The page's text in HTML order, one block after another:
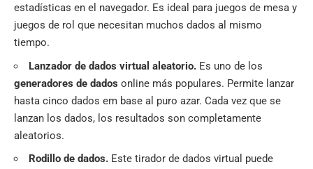
estadísticas en el navegador. Es ideal para juegos de mesa y
juegos de rol que necesitan muchos dados al mismo
tiempo.
Lanzador de dados virtual aleatorio. Es uno de los
generadores de dados online más populares. Permite lanzar
hasta cinco dados em base al puro azar. Cada vez que se
lanzan los dados, los resultados son completamente
aleatorios.
Rodillo de dados. Este tirador de dados virtual puede